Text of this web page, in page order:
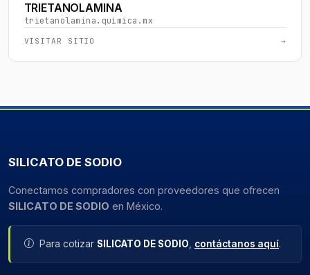
TRIETANOLAMINA
trietanolamina.quimica.mx
VISITAR SITIO →
SILICATO DE SODIO
Conectamos compradores con proveedores que ofrecen
SILICATO DE SODIO en México.
Para cotizar SILICATO DE SODIO contáctanos aquí.